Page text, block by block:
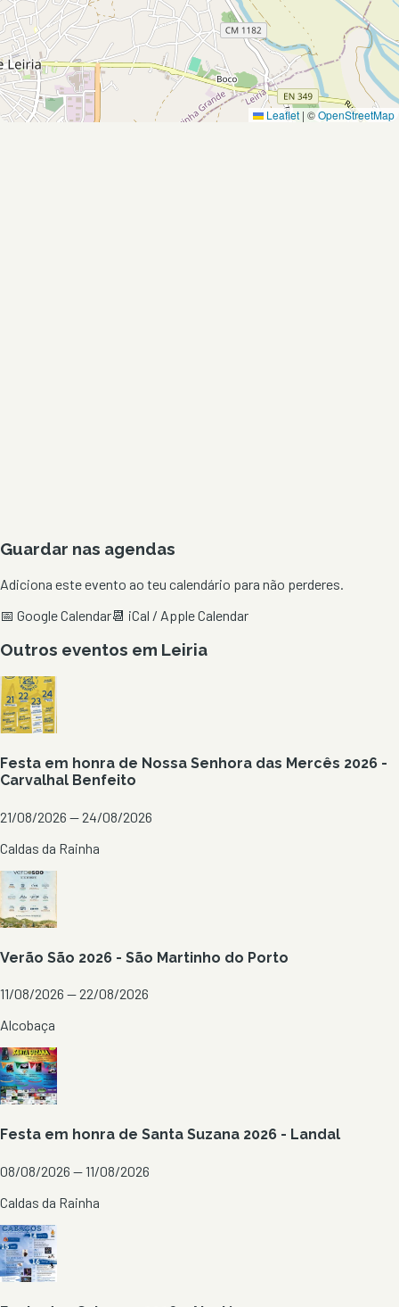
Leaflet | ©OpenStreetMap
Guardar nas agendas
Adiciona este evento ao teu calendário para não perderes.
📅 Google Calendar📆 iCal / Apple Calendar
Outros eventos em Leiria
Festa em honra de Nossa Senhora das Mercês 2026 -
Carvalhal Benfeito
21/08/2026 — 24/08/2026
Caldas da Rainha
Verão São 2026 - São Martinho do Porto
11/08/2026 — 22/08/2026
Alcobaça
Festa em honra de Santa Suzana 2026 - Landal
08/08/2026 — 11/08/2026
Caldas da Rainha